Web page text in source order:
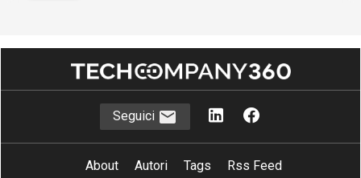
Seguici
About Autori Tags
Rss Feed